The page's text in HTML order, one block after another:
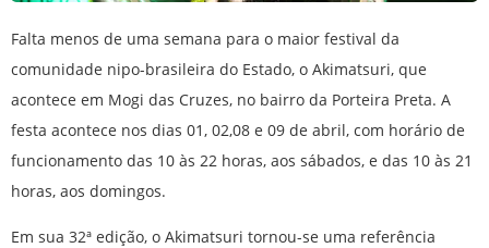
Falta menos de uma semana para o maior festival da
comunidade nipo-brasileira do Estado, o Akimatsuri, que
acontece em Mogi das Cruzes, no bairro da Porteira Preta. A
festa acontece nos dias 01, 02,08 e 09 de abril, com horário de
funcionamento das 10 às 22 horas, aos sábados, e das 10 às 21
horas, aos domingos.
Em sua 32ª edição, o Akimatsuri tornou-se uma referência